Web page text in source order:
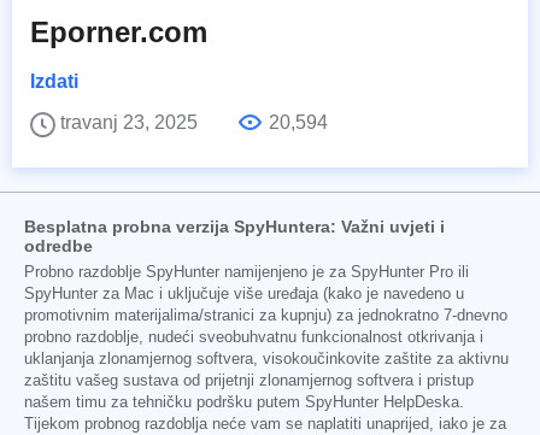
Eporner.com
Izdati
travanj 23, 2025
20,594
Besplatna probna verzija SpyHuntera: Važni uvjeti i
odredbe
Probno razdoblje SpyHunter namijenjeno je za SpyHunter Pro ili
SpyHunter za Mac i uključuje više uređaja (kako je navedeno u
promotivnim materijalima/stranici za kupnju) za jednokratno 7-dnevno
probno razdoblje, nudeći sveobuhvatnu funkcionalnost otkrivanja i
uklanjanja zlonamjernog softvera, visokoučinkovite zaštite za aktivnu
zaštitu vašeg sustava od prijetnji zlonamjernog softvera i pristup
našem timu za tehničku podršku putem SpyHunter HelpDeska.
Tijekom probnog razdoblja neće vam se naplatiti unaprijed, iako je za